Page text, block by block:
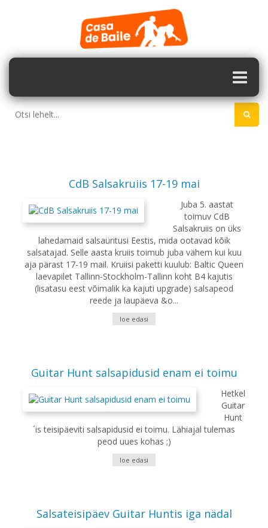
CdB Salsakruiis 17-19 mai
Juba 5. aastat
toimuv CdB
Salsakruiis on üks
lahedamaid salsaüritusi Eestis, mida ootavad kõik
salsatajad. Selle aasta kruiis toimub juba vähem kui kuu
aja pärast 17-19 mail. Kruiisi paketti kuulub: Baltic Queen
laevapilet Tallinn-Stockholm-Tallinn koht B4 kajutis
(lisatasu eest võimalik ka kajuti upgrade) salsapeod
reede ja laupäeva &o...
loe edasi
Guitar Hunt salsapidusid enam ei toimu
Hetkel
Guitar
Hunt
´is teisipäeviti salsapidusid ei toimu. Lähiajal tulemas
peod uues kohas ;)
loe edasi
Salsateisipäev Guitar Huntis iga nädal